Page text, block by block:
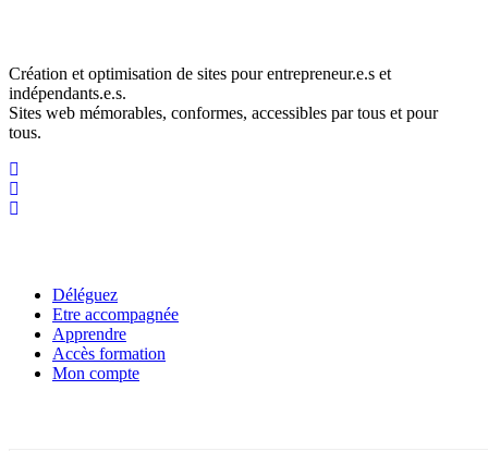
Création et optimisation de sites pour entrepreneur.e.s et
indépendants.e.s.
Sites web mémorables, conformes, accessibles par tous et pour
tous.
Déléguez
Etre accompagnée
Apprendre
Accès formation
Mon compte